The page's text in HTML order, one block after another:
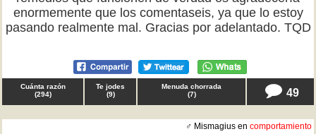
enormemente que los comentaseis, ya que lo estoy
pasando realmente mal. Gracias por adelantado. TQD
Cuánta razón
(294)
Te jodes
(9)
Menuda chorrada
(7) 49
♂ Mismagius en comportamiento